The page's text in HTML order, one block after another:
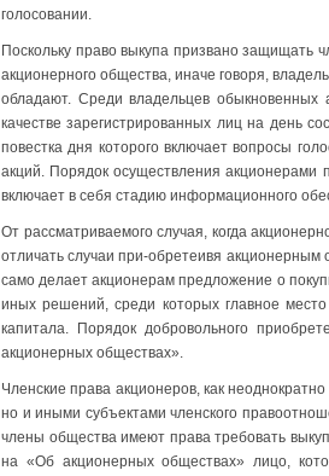
голосовании.
Поскольку право выкупа призвано защищать
акционерного обще­ства, иначе говоря,
обладают. Среди владельцев
качестве зарегистрированных лиц на день
повестка дня которого вклю­чает вопросы
акций. Порядок осуществления акционерами
включает в себя стадию информационного
От рассматриваемого случая, когда
отличать случаи при-обретеивя
само делает акционерам предложение о
иных решений, среди которых главное
капитала. Порядок добровольно­го
акционерных обществах».
Членские права акционеров, как
но и иными субъекта­ми членского
члены общества имеют права требовать
на «Об акционерных обществах» лицо,